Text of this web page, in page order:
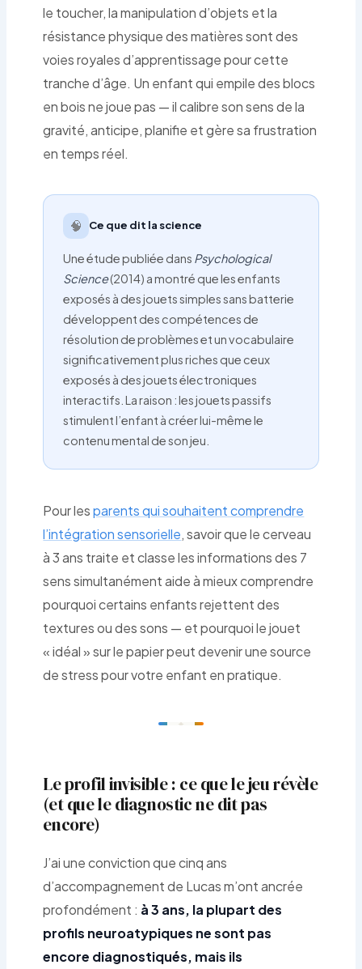
le toucher, la manipulation d’objets et la
résistance physique des matières sont des
voies royales d’apprentissage pour cette
tranche d’âge. Un enfant qui empile des blocs
en bois ne joue pas — il calibre son sens de la
gravité, anticipe, planifie et gère sa frustration
en temps réel.
🧠 Ce que dit la science
Une étude publiée dans Psychological
Science(2014) a montré que les enfants
exposés à des jouets simples sans batterie
développent des compétences de
résolution de problèmes et un vocabulaire
significativement plus riches que ceux
exposés à des jouets électroniques
interactifs. La raison : les jouets passifs
stimulent l’enfant à créer lui-même le
contenu mental de son jeu.
Pour lesparents qui souhaitent comprendre
l’intégration sensorielle, savoir que le cerveau
à 3 ans traite et classe les informations des 7
sens simultanément aide à mieux comprendre
pourquoi certains enfants rejettent des
textures ou des sons — et pourquoi le jouet
« idéal » sur le papier peut devenir une source
de stress pour votre enfant en pratique.
Le profil invisible : ce que le jeu révèle
(et que le diagnostic ne dit pas
encore)
J’ai une conviction que cinq ans
d’accompagnement de Lucas m’ont ancrée
profondément : à 3 ans, la plupart des
profils neuroatypiques ne sont pas
encore diagnostiqués, mais ils